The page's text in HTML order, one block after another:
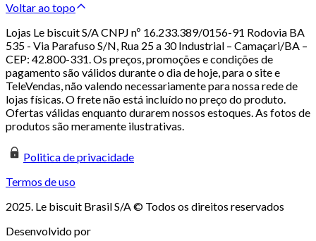
Voltar ao topo
Lojas Le biscuit S/A CNPJ nº 16.233.389/0156-91 Rodovia BA
535 - Via Parafuso S/N, Rua 25 a 30 Industrial – Camaçari/BA –
CEP: 42.800-331. Os preços, promoções e condições de
pagamento são válidos durante o dia de hoje, para o site e
TeleVendas, não valendo necessariamente para nossa rede de
lojas físicas. O frete não está incluído no preço do produto.
Ofertas válidas enquanto durarem nossos estoques. As fotos de
produtos são meramente ilustrativas.
Politica de privacidade
Termos de uso
2025. Le biscuit Brasil S/A © Todos os direitos reservados
Desenvolvido por